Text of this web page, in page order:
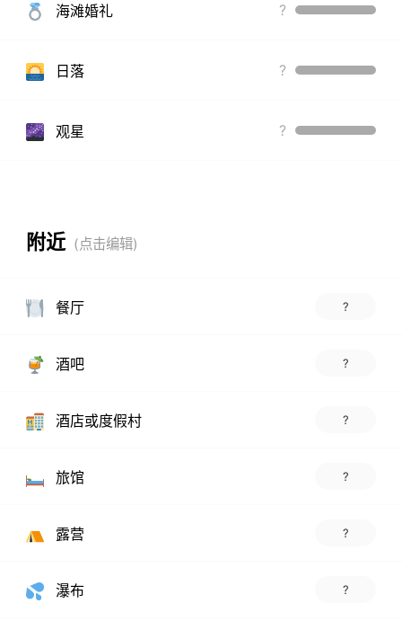
海滩婚礼 ?
日落 ?
观星 ?
附近
餐厅 ?
酒吧 ?
酒店或度假村 ?
旅馆 ?
露营 ?
瀑布 ?